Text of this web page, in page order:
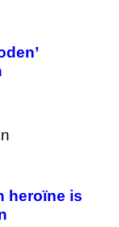
heroïne is